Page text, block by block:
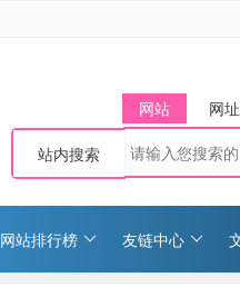
网站 网址
站内搜索
网站排行榜 友链中心